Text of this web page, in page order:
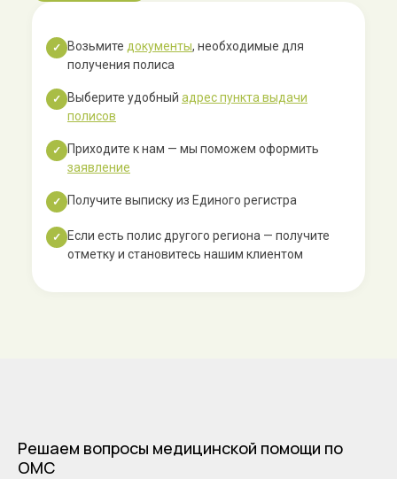
✓ Возьмите документы, необходимые для
получения полиса
✓ Выберите удобный адрес пункта выдачи
полисов
✓
Приходите к нам — мы поможем оформить
заявление
✓ Получите выписку из Единого регистра
✓
Если есть полис другого региона — получите
отметку и становитесь нашим клиентом
Решаем вопросы медицинской помощи по
ОМС